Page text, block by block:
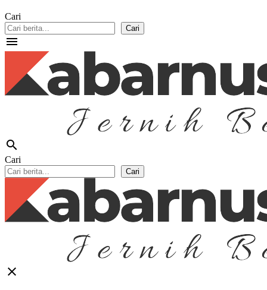
Cari
Cari
menu
search
Cari
Cari
close